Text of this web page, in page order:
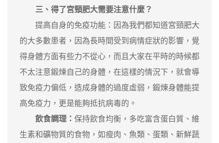
三、得了宮頸肥大需要注意什麼？
提高自身的免疫功能：因為我們都知道宮頸肥大
的大多數患者，因為長時間受到病情症狀的影響，覺
得身體方面有些力不從心，而且大家在平時的時候都
不太注意鍛煉自己的身體，在這樣的情況下，就會導
致免疫力偏低，造成身體的過度虛弱，鍛煉身體能提
高免疫力，更是能夠抵抗病毒的。
飲食調理： 保持飲食均衡，多吃富含蛋白質、維
生素和礦物質的食物，如瘦肉、魚類、蛋類、新鮮蔬